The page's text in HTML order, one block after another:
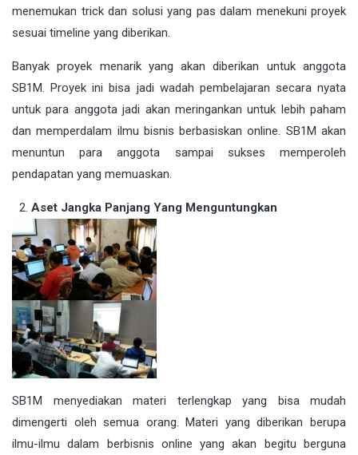
menemukan trick dan solusi yang pas dalam menekuni proyek
sesuai timeline yang diberikan.
Banyak proyek menarik yang akan diberikan untuk anggota
SB1M. Proyek ini bisa jadi wadah pembelajaran secara nyata
untuk para anggota jadi akan meringankan untuk lebih paham
dan memperdalam ilmu bisnis berbasiskan online. SB1M akan
menuntun para anggota sampai sukses memperoleh
pendapatan yang memuaskan.
Aset Jangka Panjang Yang Menguntungkan
SB1M menyediakan materi terlengkap yang bisa mudah
dimengerti oleh semua orang. Materi yang diberikan berupa
ilmu-ilmu dalam berbisnis online yang akan begitu berguna